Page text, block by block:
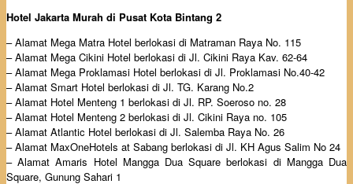
Hotel Jakarta Murah di Pusat Kota Bintang 2
– Alamat Mega Matra Hotel berlokasi di Matraman Raya No. 115
– Alamat Mega Cikini Hotel berlokasi di Jl. Cikini Raya Kav. 62-64
– Alamat Mega Proklamasi Hotel berlokasi di Jl. Proklamasi No.40-42
– Alamat Smart Hotel berlokasi di Jl. TG. Karang No.2
– Alamat Hotel Menteng 1 berlokasi di Jl. RP. Soeroso no. 28
– Alamat Hotel Menteng 2 berlokasi di Jl. Cikini Raya no. 105
– Alamat Atlantic Hotel berlokasi di Jl. Salemba Raya No. 26
– Alamat MaxOneHotels at Sabang berlokasi di Jl. KH Agus Salim No 24
– Alamat Amaris Hotel Mangga Dua Square berlokasi di Mangga Dua
Square, Gunung Sahari 1